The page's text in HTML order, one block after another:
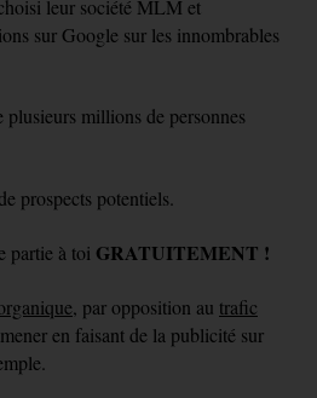
leur société MLM et
sur Google sur les innombrables
plusieurs millions de personnes
prospects potentiels.
partie à toi GRATUITEMENT !
, par opposition au trafic
en faisant de la publicité sur